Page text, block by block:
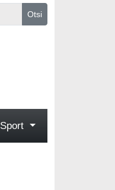
Otsi
Sport